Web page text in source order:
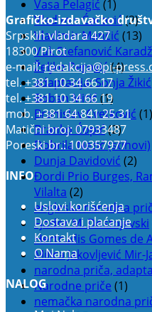
Vasa Pelagić (1)
Vladimir Ćorović(2)
Vladimir Mančić (13)
Vuk Stefanović
Željko Perović(4)
adaptacija: Sonja Žikić
Boban Mitić(1)
Branislav Cvetković (1)
Branko Ćopić(2)
Dobrila Nezić (stihovi)
Dunja Davidović (2)
Đordi Prio Burges,
Vilalta (2)
engleska narodna
Fjodor M. Dostojevski
Hertrudis Gomes de
Milica Jakovljević Mir-
narodna priča,
Narodne priče (1)
nemačka narodna
Grafičko-izdavačko
Srpskih vladara 427
18300 Pirot
e-mail:redakcija@pi-
tel.+381 10 34 66 17
tel.+381 10 34 66 19
mob.+381 64 841 25 31
Matični broj: 07933487
Poreski br.: 100357977
INFO
Uslovi korišćenja
Dostava i plaćanje
Kontakt
O Nama
NALOG